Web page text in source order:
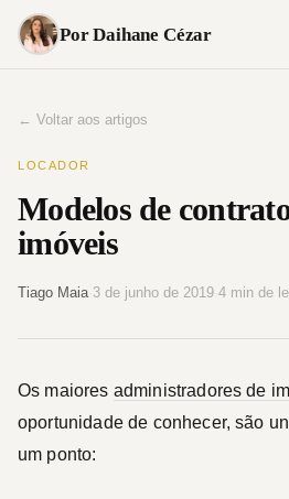
Pular
para
Por Daihane Cézar
← Voltar aos artigos
LOCADOR
Modelos de
imóveis
Tiago Maia· 3 de junho de 2019 4 min de
Os maiores administradores de
oportunidade de conhecer, são
um ponto: